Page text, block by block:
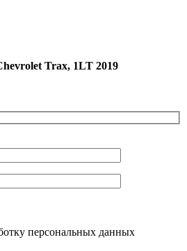
Trax, 1LT 2019
персональных данных